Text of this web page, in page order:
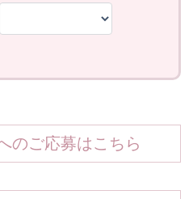
のご応募はこちら